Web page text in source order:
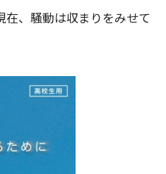
在、騒動は収まりをみせて